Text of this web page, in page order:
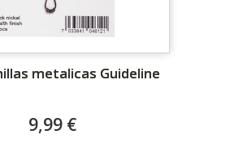
metalicas Guideline
9,99 €